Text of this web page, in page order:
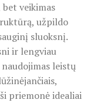
veikimas
užpildo
sluoksnį.
ir lengviau
leistų
priemonė idealiai